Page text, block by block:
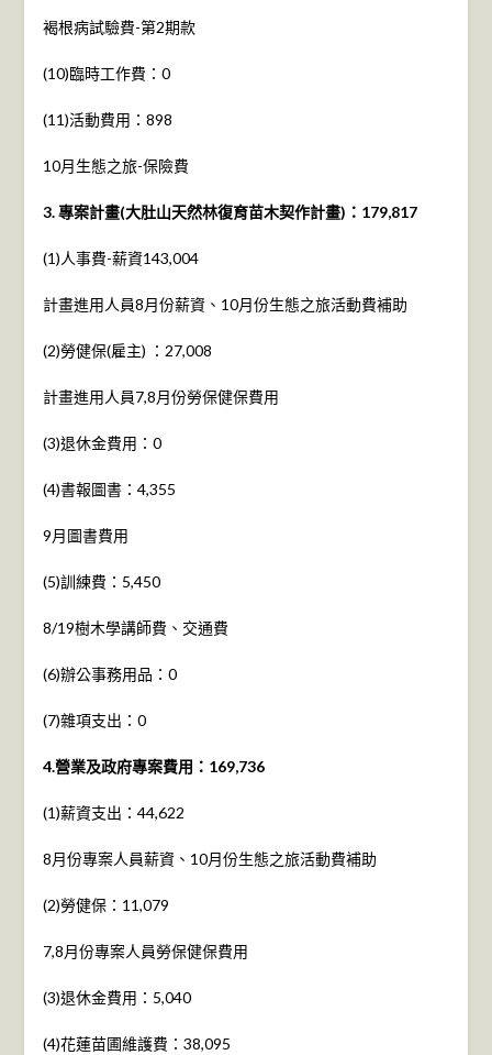
褐根病試驗費-第2期款
(10)臨時工作費：0
(11)活動費用：898
10月生態之旅-保險費
3.專案計畫(大肚山天然林復育苗木契作計畫) ：179,817
(1)人事費-薪資143,004
計畫進用人員8月份薪資、10月份生態之旅活動費補助
(2)勞健保(雇主) ：27,008
計畫進用人員7,8月份勞保健保費用
(3)退休金費用：0
(4)書報圖書：4,355
9月圖書費用
(5)訓練費：5,450
8/19樹木學講師費、交通費
(6)辦公事務用品：0
(7)雜項支出：0
4.營業及政府專案費用：169,736
(1)薪資支出：44,622
8月份專案人員薪資、10月份生態之旅活動費補助
(2)勞健保：11,079
7,8月份專案人員勞保健保費用
(3)退休金費用：5,040
(4)花蓮苗圃維護費：38,095